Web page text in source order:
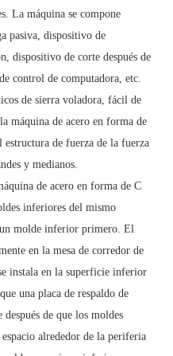
La máquina se compone
pasiva, dispositivo de
dispositivo de corte después de
control de computadora, etc.
de sierra voladora, fácil de
máquina de acero en forma de
de fuerza de la fuerza
y medianos.
de acero en forma de C
inferiores del mismo
molde inferior primero. El
en la mesa de corredor de
instala en la superficie inferior
una placa de respaldo de
de que los moldes
alrededor de la periferia